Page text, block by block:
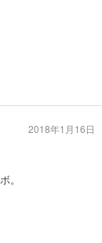
。
2018年1月16日